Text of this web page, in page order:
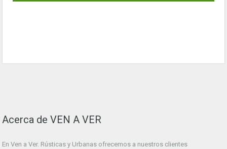
Acerca de VEN A VER
En Ven a Ver. Rústicas y Urbanas ofrecemos a nuestros clientes